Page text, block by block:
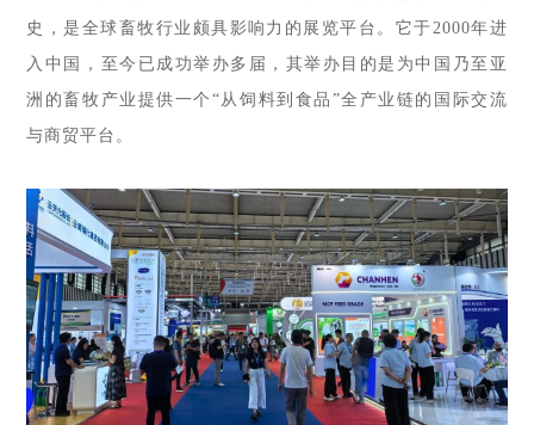
史，是全球畜牧行业颇具影响力的展览平台。它于2000年进
入中国，至今已成功举办多届， 其举办目的是 为中国乃至亚
洲的畜牧产业提供一个 “从饲料到食品”全产业链的国际交流
与商贸平台 。